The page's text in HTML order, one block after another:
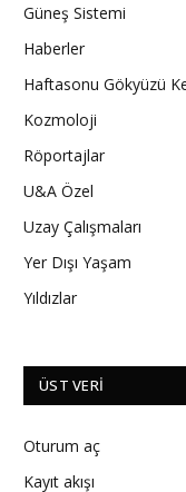
Güneş Sistemi
Haberler
Haftasonu Gökyüzü
Kozmoloji
Röportajlar
U&A Özel
Uzay Çalışmaları
Yer Dışı Yaşam
Yıldızlar
ÜST VERI
Oturum aç
Kayıt akışı